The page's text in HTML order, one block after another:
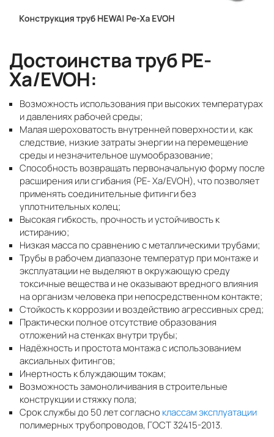
Достоинства труб PE-
Xa/EVOH:
Возможность использования при высоких температурах
и давлениях рабочей среды;
Малая шероховатость внутренней поверхности и, как
следствие, низкие затраты энергии на перемещение
среды и незначительное шумообразование;
Способность возвращать первоначальную форму после
расширения или сгибания (PE- Xa/EVOH), что позволяет
применять соединительные фитинги без
уплотнительных колец;
Высокая гибкость, прочность и устойчивость к
истиранию;
Низкая масса по сравнению с металлическими трубами;
Трубы в рабочем диапазоне температур при монтаже и
эксплуатации не выделяют в окружающую среду
токсичные вещества и не оказывают вредного влияния
на организм человека при непосредственном контакте;
Стойкость к коррозии и воздействию агрессивных сред;
Практически полное отсутствие образования
отложений на стенках внутри трубы;
Надёжность и простота монтажа с использованием
аксиальных фитингов;
Инертность к блуждающим токам;
Возможность замоноличивания в строительные
конструкции и стяжку пола;
Срок службы до 50 лет согласно классам эксплуатации
полимерных трубопроводов, ГОСТ 32415-2013.